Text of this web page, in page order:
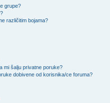
grupe?
različitim bojama?
mi šalju privatne poruke?
dobivene od korisnika/ce foruma?